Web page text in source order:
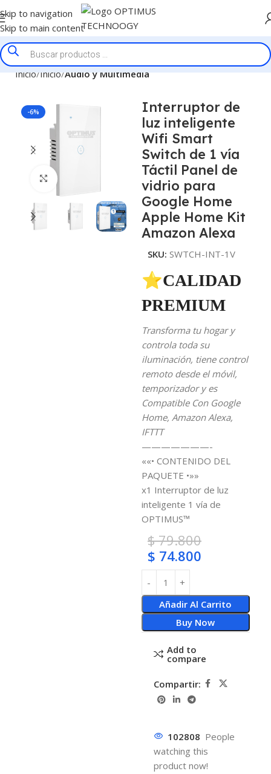
Skip to navigation
Skip to main content
Inicio Inicio Audio y Multimedia
-6%
Click to enlarge
Interruptor de
luz inteligente
Wifi Smart
Switch de 1 vía
Táctil Panel de
vidrio para
Google Home
Apple Home Kit
Amazon Alexa
SKU: SWTCH-INT-1V
⭐CALIDAD
PREMIUM
Transforma tu hogar y
controla toda su
iluminación, tiene control
remoto desde el móvil,
temporizador y es
Compatible Con Google
Home, Amazon Alexa,
IFTTT
———————-
««• CONTENIDO DEL
PAQUETE •»»
x1 Interruptor de luz
inteligente 1 vía de
OPTIMUS™
$79.800
$ 74.800
Añadir Al Carrito
Buy Now
Add to
compare
Compartir:
102808 People
watching this
product now!